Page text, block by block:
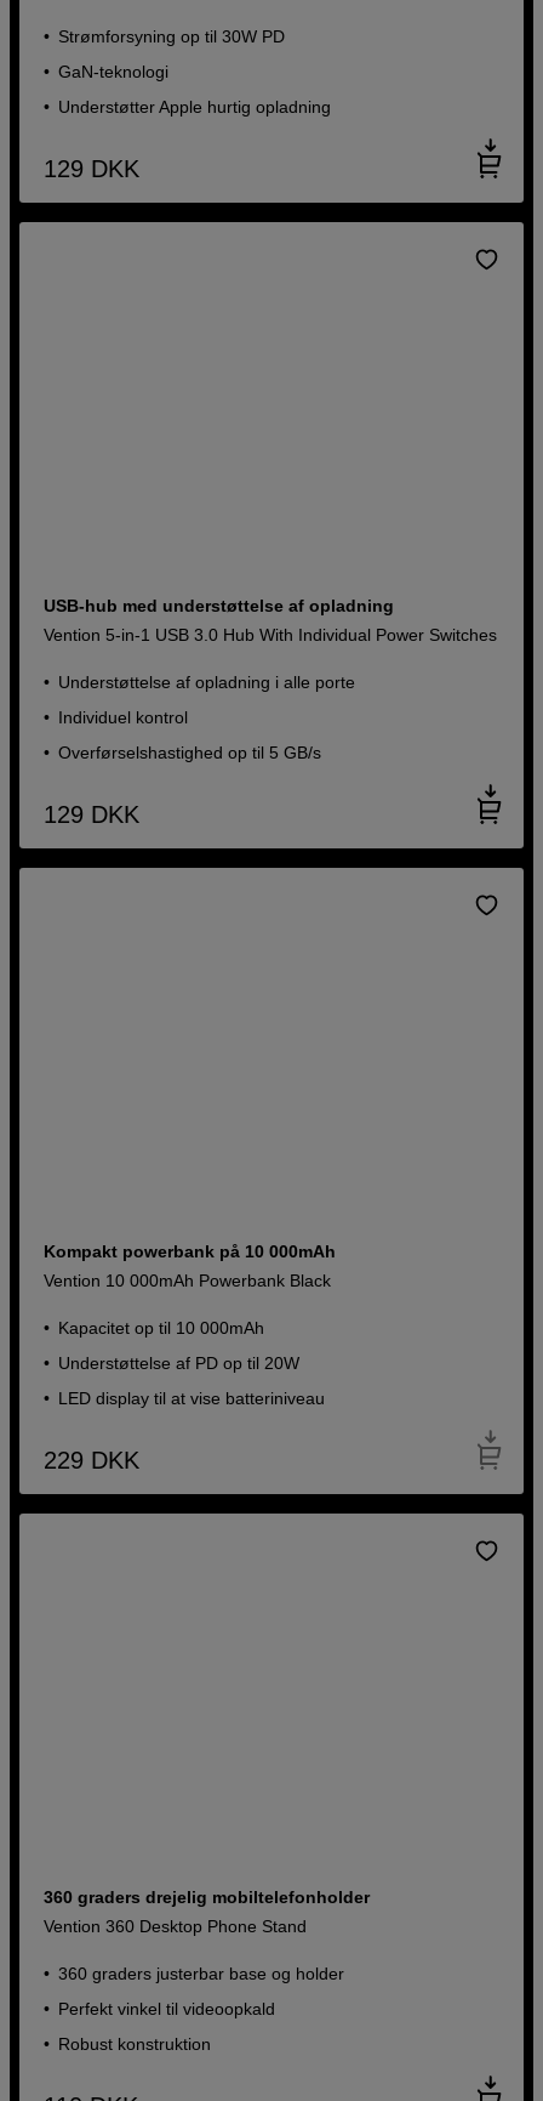
Strømforsyning op til 30W PD
GaN-teknologi
Understøtter Apple hurtig opladning
129 DKK
USB-hub med understøttelse af opladning
Vention 5-in-1 USB 3.0 Hub With Individual Power Switches
Understøttelse af opladning i alle porte
Individuel kontrol
Overførselshastighed op til 5 GB/s
129 DKK
Kompakt powerbank på 10 000mAh
Vention 10 000mAh Powerbank Black
Kapacitet op til 10 000mAh
Understøttelse af PD op til 20W
LED display til at vise batteriniveau
229 DKK
360 graders drejelig mobiltelefonholder
Vention 360 Desktop Phone Stand
360 graders justerbar base og holder
Perfekt vinkel til videoopkald
Robust konstruktion